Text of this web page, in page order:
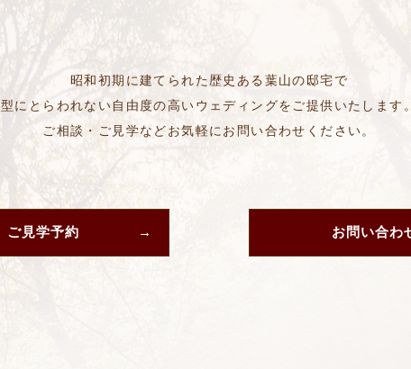
昭和初期に建てられた歴史ある葉山の邸宅で
型にとらわれない自由度の高いウェディングをご提供いたします
ご相談・ご見学などお気軽にお問い合わせください。
ご見学予約 お問い合わ